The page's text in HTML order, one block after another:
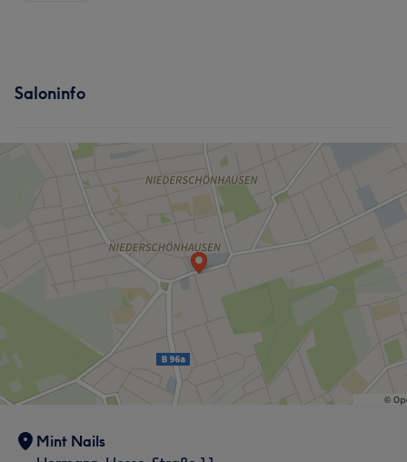
Saloninfo
Mint Nails